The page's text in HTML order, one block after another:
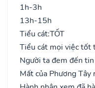
1h-3h
13h-15h
Tiểu cát:TỐT
Tiểu cát mọi việc tốt
Người ta đem đến
Mất của Phương Tây